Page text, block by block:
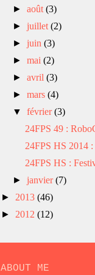
►août(3)
►juillet(2)
►juin(3)
►mai(2)
►avril(3)
►mars(4)
▼février(3)
24FPS 49 :
24FPS HS 2014
24FPS HS :
►janvier(7)
► 2013 (46)
► 2012 (12)
ABOUT ME